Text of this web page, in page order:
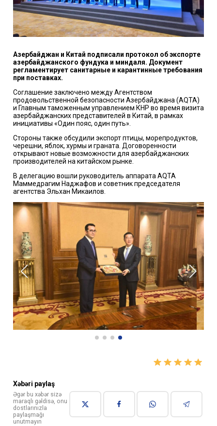
Азербайджан и Китай подписали протокол об экспорте
азербайджанского фундука и миндаля. Документ
регламентирует санитарные и карантинные требования
при поставках.
Соглашение заключено между Агентством
продовольственной безопасности Азербайджана (AQTA)
и Главным таможенным управлением КНР во время визита
азербайджанских представителей в Китай, в рамках
инициативы «Один пояс, один путь».
Стороны также обсудили экспорт птицы, морепродуктов,
черешни, яблок, хурмы и граната. Договоренности
открывают новые возможности для азербайджанских
производителей на китайском рынке.
В делегацию вошли руководитель аппарата AQTA
Маммедрагим Наджафов и советник председателя
агентства Эльхан Микаилов.
Xəbəri paylaş
Əgər bu xəbər sizə
maraqlı gəldisə, onu
dostlarınızla
paylaşmağı
unutmayın